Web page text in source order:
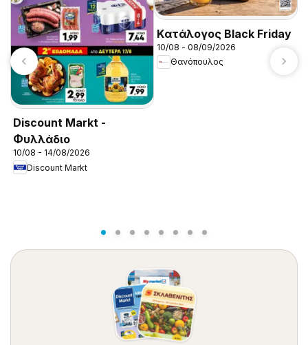
Discount Markt -
Φυλλάδιο
10/08 - 14/08/2026
Discount Markt
Kατάλογος Black Friday
10/08 - 08/09/2026
Θανόπουλος